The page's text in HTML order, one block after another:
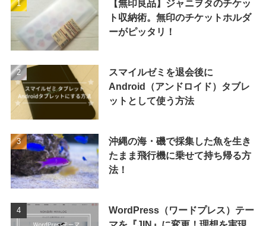
【無印良品】ジャニヲタのチケッ
ト収納術。無印のチケットホルダ
ーがピッタリ！
スマイルゼミを退会後に
Android（アンドロイド）タブレ
ットとして使う方法
沖縄の海・磯で採集した魚を生き
たまま飛行機に乗せて持ち帰る方
法！
WordPress（ワードプレス）テー